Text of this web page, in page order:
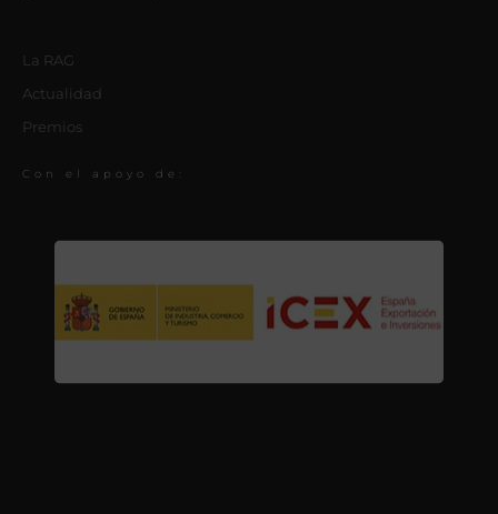
La RAG
Actualidad
Premios
Con el apoyo de: